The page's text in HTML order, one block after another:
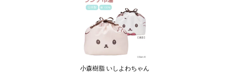
ー付き プッシュ式 食洗
機対応 キッズ ジュニア
子ども 行楽 遠足 保育園
幼稚園 学校 入園 入学 日
本製
小森樹脂 いしよわちゃん